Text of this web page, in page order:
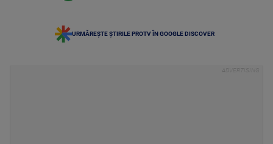
URMĂREȘTE ȘTIRILE PROTV ÎN GOOGLE DISCOVER